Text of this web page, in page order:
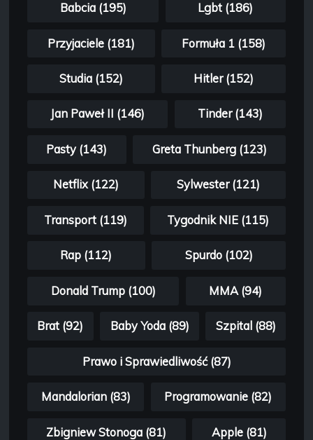
Babcia (195) Lgbt (186)
Przyjaciele (181) Formuła 1 (158)
Studia (152) Hitler (152)
Jan Paweł II (146) Tinder (143)
Pasty (143) Greta Thunberg (123)
Netflix (122) Sylwester (121)
Transport (119) Tygodnik NIE (115)
Rap (112) Spurdo (102)
Donald Trump (100) MMA (94)
Brat (92) Baby Yoda (89) Szpital (88)
Prawo i Sprawiedliwość (87)
Mandalorian (83) Programowanie (82)
Zbigniew Stonoga (81) Apple (81)